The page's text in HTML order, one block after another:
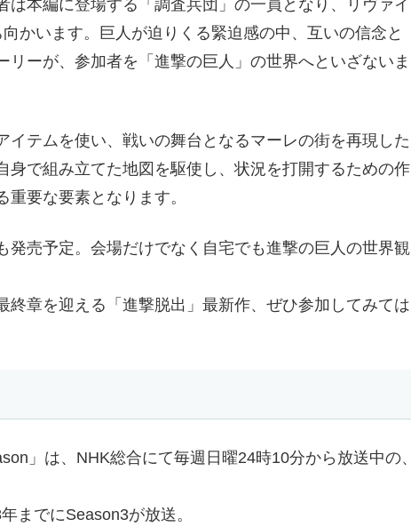
本編に登場する「調査兵団」の一員となり、リヴァイ
かいます。巨人が迫りくる緊迫感の中、互いの信念と
ーが、参加者を「進撃の巨人」の世界へといざないま
テムを使い、戦いの舞台となるマーレの街を再現した
身で組み立てた地図を駆使し、状況を打開するための作
要な要素となります。
発売予定。会場だけでなく自宅でも進撃の巨人の世界観
終章を迎える「進撃脱出」最新作、ぜひ参加してみては
」は、NHK総合にて毎週日曜24時10分から放送中の、
までにSeason3が放送。